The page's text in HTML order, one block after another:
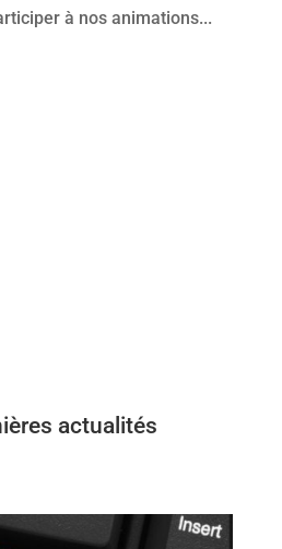
à nos animations...
actualités